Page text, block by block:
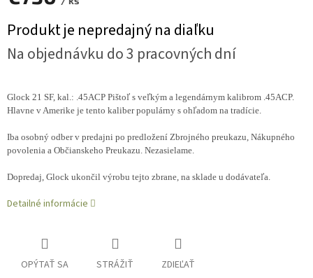
cena:
Produkt je nepredajný na diaľku
Na objednávku do 3 pracovných dní
Glock 21 SF, kal.: .45ACP Pištoľ s veľkým a legendárnym kalibrom .45ACP.
Hlavne v Amerike je tento kaliber populárny s ohľadom na tradície.
Iba osobný odber v predajni po predložení Zbrojného preukazu, Nákupného
povolenia a Občianskeho Preukazu. Nezasielame.
Dopredaj, Glock ukončil výrobu tejto zbrane, na sklade u dodávateľa.
Detailné informácie
OPÝTAŤ SA STRÁŽIŤ ZDIEĽAŤ